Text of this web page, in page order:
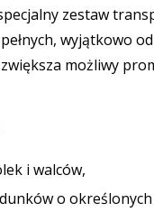
zestaw
wyjątkowo
możliwy
i walców,
o